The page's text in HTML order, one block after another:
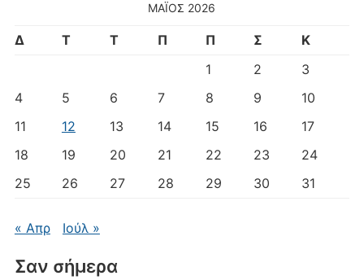
ΜΆΙΟΣ 2026
Δ Τ Τ Π Π Σ
Κ
1
2
3
4
5 6 7 8 9
10
11
12 13 14 15 16
17
18
19 20 21 22 23
24
25
26 27 28 29 30 31
« Απρ Ιούλ »
Σαν σήμερα